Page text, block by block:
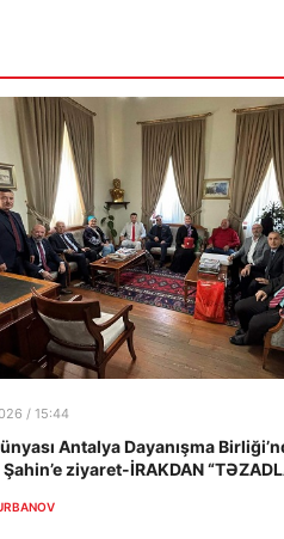
/ 15:44
Antalya Dayanışma
ziyaret-İRAKDAN